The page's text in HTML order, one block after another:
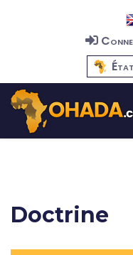
Doctrine